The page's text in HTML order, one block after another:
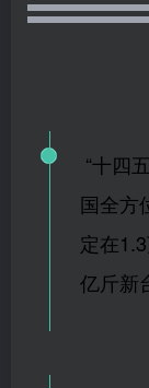
“十四
国全方
定在
亿斤新